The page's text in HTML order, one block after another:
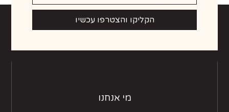
הקליקו והצטרפו עכשיו
מי אנחנו